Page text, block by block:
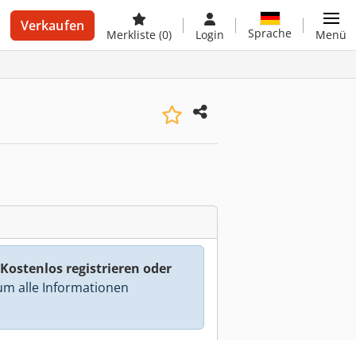
Verkaufen
Merkliste (0) Login Sprache Menü
Kostenlos registrieren oder
alle Informationen